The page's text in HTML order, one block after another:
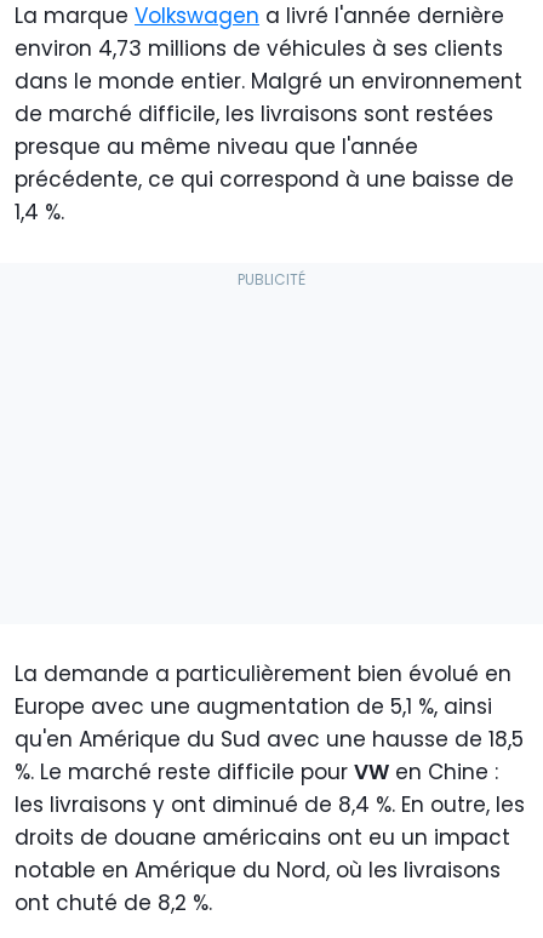
La marque Volkswagen a livré l'année dernière
environ 4,73 millions de véhicules à ses clients
dans le monde entier. Malgré un environnement
de marché difficile, les livraisons sont restées
presque au même niveau que l'année
précédente, ce qui correspond à une baisse de
1,4 %.
La demande a particulièrement bien évolué en
Europe avec une augmentation de 5,1 %, ainsi
qu'en Amérique du Sud avec une hausse de 18,5
%. Le marché reste difficile pour VW en Chine :
les livraisons y ont diminué de 8,4 %. En outre, les
droits de douane américains ont eu un impact
notable en Amérique du Nord, où les livraisons
ont chuté de 8,2 %.